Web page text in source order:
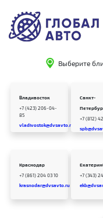
Выберите
Владивосток
+7 (423) 206-04-
85
vladivostok@dvsavto.ru
Санкт-
+7 (812)
Краснодар
+7 (861) 204 03 10
krasnodar@dvsavto.ru
+7 (343)